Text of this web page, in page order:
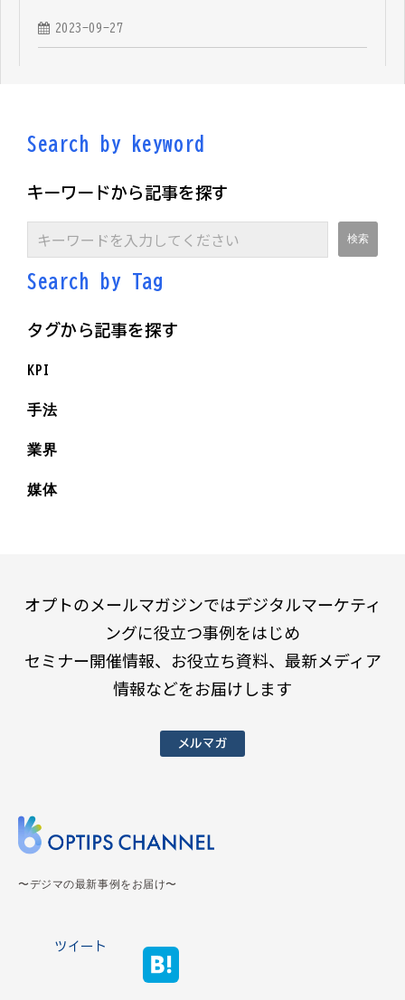
2023-09-27
Search by keyword
キーワードから記事を探す
Search by Tag
タグから記事を探す
KPI
手法
業界
媒体
オプトのメールマガジンではデジタルマーケティ
ングに役立つ事例をはじめ
セミナー開催情報、お役立ち資料、最新メディア
情報などをお届けします
メルマガ
〜デジマの最新事例をお届け〜
ツイート